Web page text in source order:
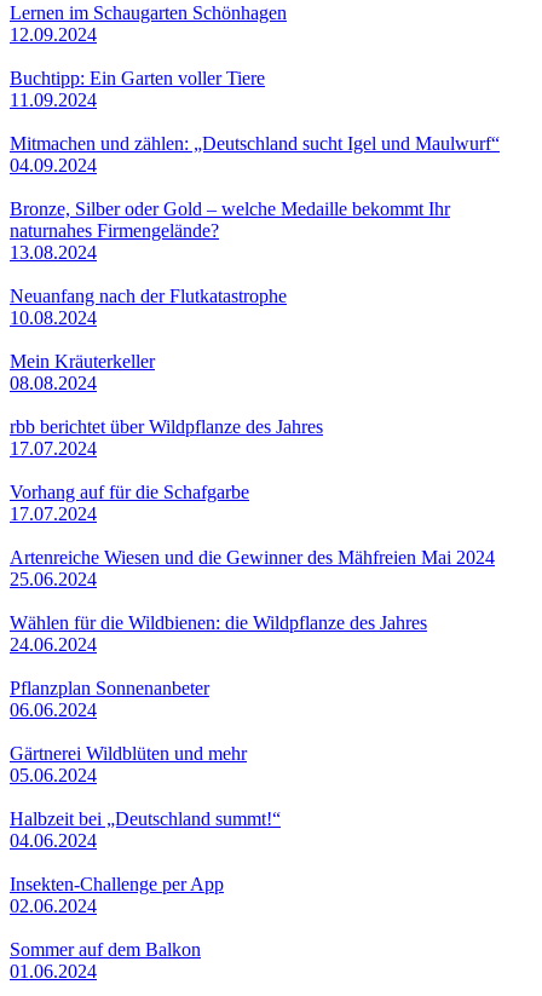
Lernen im Schaugarten Schönhagen
12.09.2024
Buchtipp: Ein Garten voller Tiere
11.09.2024
Mitmachen und zählen: „Deutschland sucht Igel und Maulwurf“
04.09.2024
Bronze, Silber oder Gold – welche Medaille bekommt Ihr
naturnahes Firmengelände?
13.08.2024
Neuanfang nach der Flutkatastrophe
10.08.2024
Mein Kräuterkeller
08.08.2024
rbb berichtet über Wildpflanze des Jahres
17.07.2024
Vorhang auf für die Schafgarbe
17.07.2024
Artenreiche Wiesen und die Gewinner des Mähfreien Mai 2024
25.06.2024
Wählen für die Wildbienen: die Wildpflanze des Jahres
24.06.2024
Pflanzplan Sonnenanbeter
06.06.2024
Gärtnerei Wildblüten und mehr
05.06.2024
Halbzeit bei „Deutschland summt!“
04.06.2024
Insekten-Challenge per App
02.06.2024
Sommer auf dem Balkon
01.06.2024